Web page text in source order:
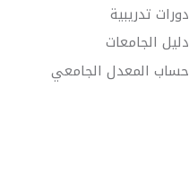
دورات تدريبية
دليل الجامعات
حساب المعدل الجامعي